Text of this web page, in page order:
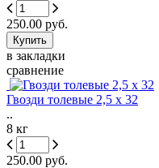
250.00 руб.
в закладки
сравнение
Гвозди толевые 2,5 х 32
..
8 кг
250.00 руб.